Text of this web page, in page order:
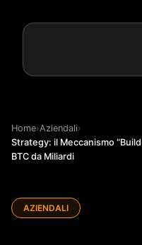
Home›Aziendali›
Strategy: il Meccanismo
BTC da Miliardi
AZIENDALI